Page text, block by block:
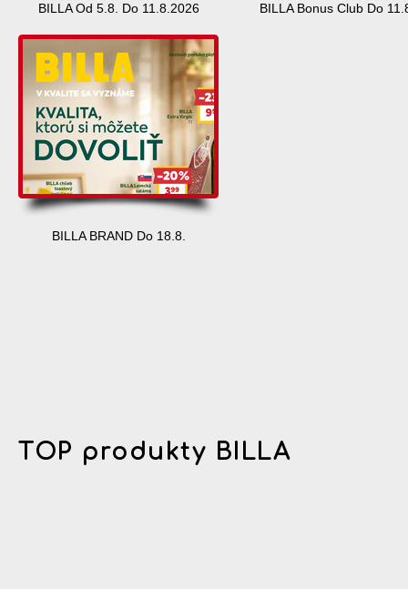
BILLA Od 5.8. Do 11.8.2026 BILLA Bonus Club Do
BILLA BRAND Do 18.8.
TOP produkty BILLA